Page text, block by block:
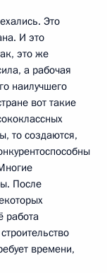
Это
И это
это же
а рабочая
наилучшего
вот такие
то создаются,
После
работа
времени,